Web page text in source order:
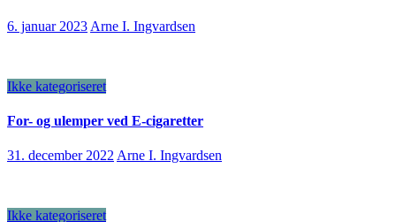
6. januar 2023 Arne I. Ingvardsen
Ikke kategoriseret
For- og ulemper ved E-cigaretter
31. december 2022 Arne I. Ingvardsen
Ikke kategoriseret